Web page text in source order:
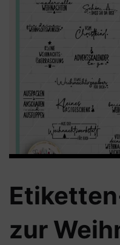
zur